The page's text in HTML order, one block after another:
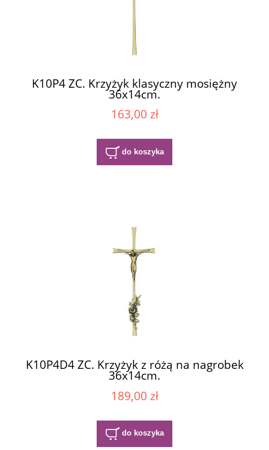
K10P4 ZC. Krzyżyk klasyczny mosiężny
36x14cm.
163,00 zł
do koszyka
K10P4D4 ZC. Krzyżyk z różą na nagrobek
36x14cm.
189,00 zł
do koszyka